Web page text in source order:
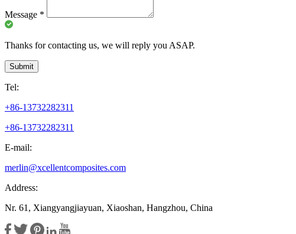
Message *
Thanks for contacting us, we will reply you ASAP.
Submit
Tel:
+86-13732282311
+86-13732282311
E-mail:
merlin@xcellentcomposites.com
Address:
Nr. 61, Xiangyangjiayuan, Xiaoshan, Hangzhou, China